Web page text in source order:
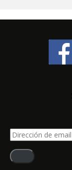
Dirección
de
email